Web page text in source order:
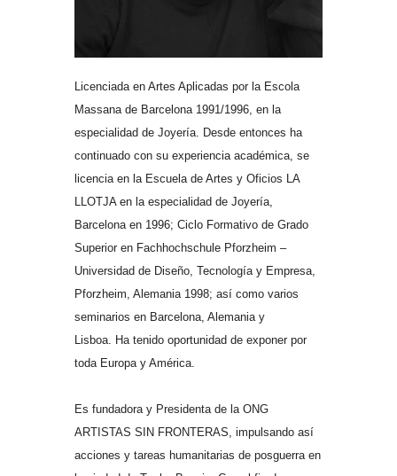
Licenciada en Artes Aplicadas por la Escola
Massana de Barcelona 1991/1996, en la
especialidad de Joyería. Desde entonces ha
continuado con su experiencia académica, se
licencia en la Escuela de Artes y Oficios LA
LLOTJA en la especialidad de Joyería,
Barcelona en 1996; Ciclo Formativo de Grado
Superior en Fachhochschule Pforzheim –
Universidad de Diseño, Tecnología y Empresa,
Pforzheim, Alemania 1998; así como varios
seminarios en Barcelona, Alemania y
Lisboa. Ha tenido oportunidad de exponer por
toda Europa y América.
Es fundadora y Presidenta de la ONG
ARTISTAS SIN FRONTERAS, impulsando así
acciones y tareas humanitarias de posguerra en